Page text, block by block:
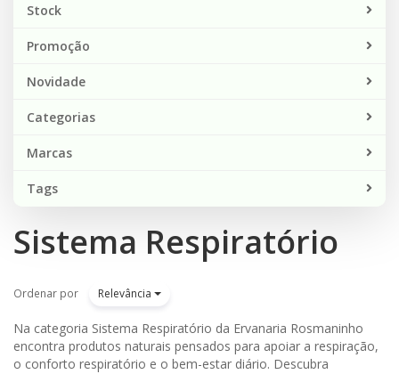
Stock
Promoção
Novidade
Categorias
Marcas
Tags
Sistema Respiratório
Ordenar por Relevância
Na categoria Sistema Respiratório da Ervanaria Rosmaninho
encontra produtos naturais pensados para apoiar a respiração,
o conforto respiratório e o bem-estar diário. Descubra